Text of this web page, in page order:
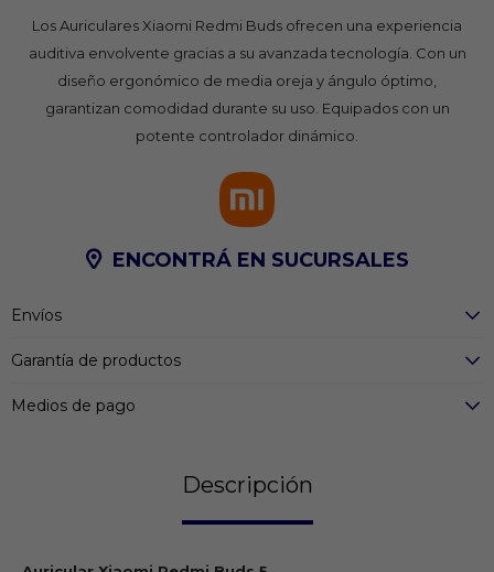
Los Auriculares Xiaomi Redmi Buds ofrecen una experiencia
auditiva envolvente gracias a su avanzada tecnología. Con un
diseño ergonómico de media oreja y ángulo óptimo,
garantizan comodidad durante su uso. Equipados con un
potente controlador dinámico.
ENCONTRÁ EN SUCURSALES
Envíos
Garantía de productos
Medios de pago
Descripción